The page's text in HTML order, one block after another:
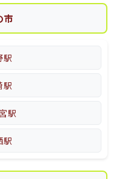
市
駅
駅
駅
駅